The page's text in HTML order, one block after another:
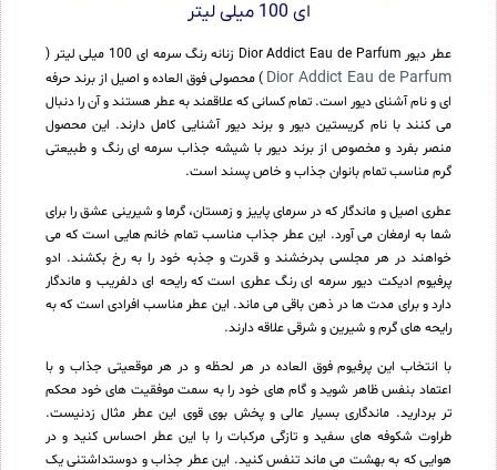
ای 100 میلی لیتر
عطر دیور Dior Addict Eau de Parfum زنانه رنگ سرمه ای 100 میلی لیتر (
Dior Addict Eau de Parfum ) محصولی فوق العاده و اصیل از برند حرفه
ای و نام آشنای دیور است. تمام کسانی که علاقمند به عطر هستند و آن را دنبال
می کنند با نام کریستین دیور و برند دیور آشنایی کامل دارند. این محصول
منصر بفرد و مخصوص از برند دیور با شیشه جذاب سرمه ای رنگ و طبیعتی
گرم مناسب تمام بانوان جذاب و خاص پسند است.
عطری اصیل و ماندگار که در سرمای پاییز و زمستان، گرما و شیرینی عشق را برای
شما به ارمغان می آورد. این عطر جذاب مناسب تمام خانم هایی است که می
خواهند در هر مجلسی بدرخشند و قدرت و جذبه خود را به رخ بکشند. ادو
پرفیوم ادیکت دیور سرمه ای رنگ عطری است که رایحه ای دلفریب و ماندگار
دارد و برای مدت ها در ذهن باقی می ماند. این عطر مناسب افرادی است که به
رایحه های گرم و شیرین و شرقی علاقه دارند.
با انتخاب این پرفیوم فوق العاده در هر لحظه و در هر موقعیتی جذاب و با
اعتماد بنفس ظاهر شوید و گام های خود را به سمت موفقیت های خود محکم
تر بردارید. ماندگاری بسیار عالی و پخش بوی قوی این عطر مثال زدنیست.
طراوت شکوفه های سفید و تازگی مرکبات را با این عطر احساس کنید و در
هوایی که به بهشت می ماند تنفس کنید. این عطر جذاب و دوستداشتنی یک